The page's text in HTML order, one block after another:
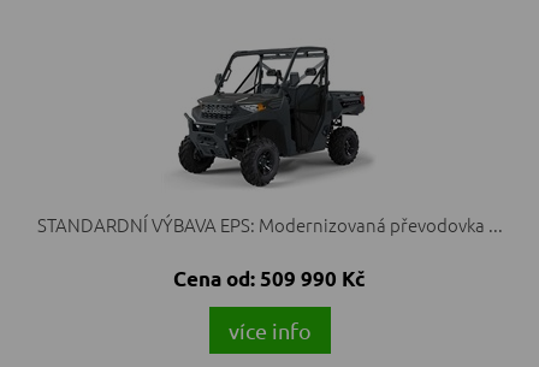
STANDARDNÍ VÝBAVA EPS: Modernizovaná převodovka ...
Cena od: 509 990 Kč
více info